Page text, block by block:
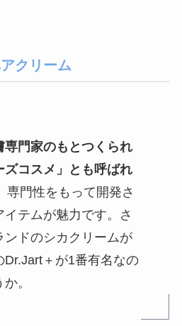
クリーム
専門家のもとつくられ
ズコスメ」とも呼ばれ
専門性をもって開発さ
テムが魅力です。さ
ンドのシカクリームが
Dr.Jart＋が1番有名なの
。